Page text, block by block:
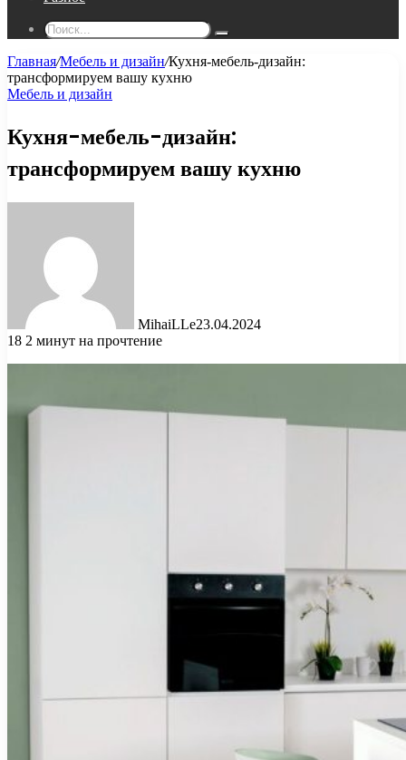
Поиск...
Главная/Мебель и дизайн/Кухня-мебель-дизайн:
трансформируем вашу кухню
Мебель и дизайн
Кухня-мебель-дизайн:
трансформируем вашу кухню
MihaiLLe23.04.2024
18 2 минут на прочтение